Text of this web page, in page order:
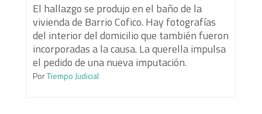
El hallazgo se produjo en el baño de la
vivienda de Barrio Cofico. Hay fotografías
del interior del domicilio que también fueron
incorporadas a la causa. La querella impulsa
el pedido de una nueva imputación.
PorTiempo Judicial